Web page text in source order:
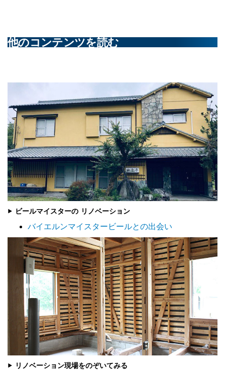
他のコンテンツを読む
▶ ビールマイスターの リノベーション
バイエルンマイスタービールとの出会い
▶ リノベーション現場をのぞいてみる